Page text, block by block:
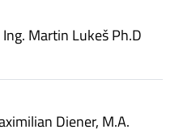
Martin Lukeš Ph.D
Diener, M.A.